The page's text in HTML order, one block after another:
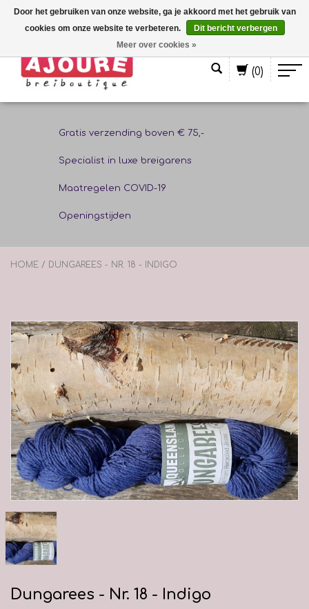
(0)
Gratis verzending boven € 75,-
Specialist in luxe breigarens
Maatregelen COVID-19
Openingstijden
HOME / DUNGAREES - NR. 18 - INDIGO
Dungarees - Nr. 18 - Indigo
Door het gebruiken van onze website, ga je akkoord met het gebruik van
cookies om onze website te verbeteren.
Dit bericht verbergen
Meer over cookies »